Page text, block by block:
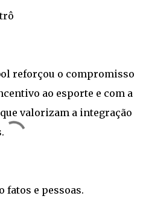
reforçou o compromisso
ao esporte e com a
valorizam a integração
fatos e pessoas.